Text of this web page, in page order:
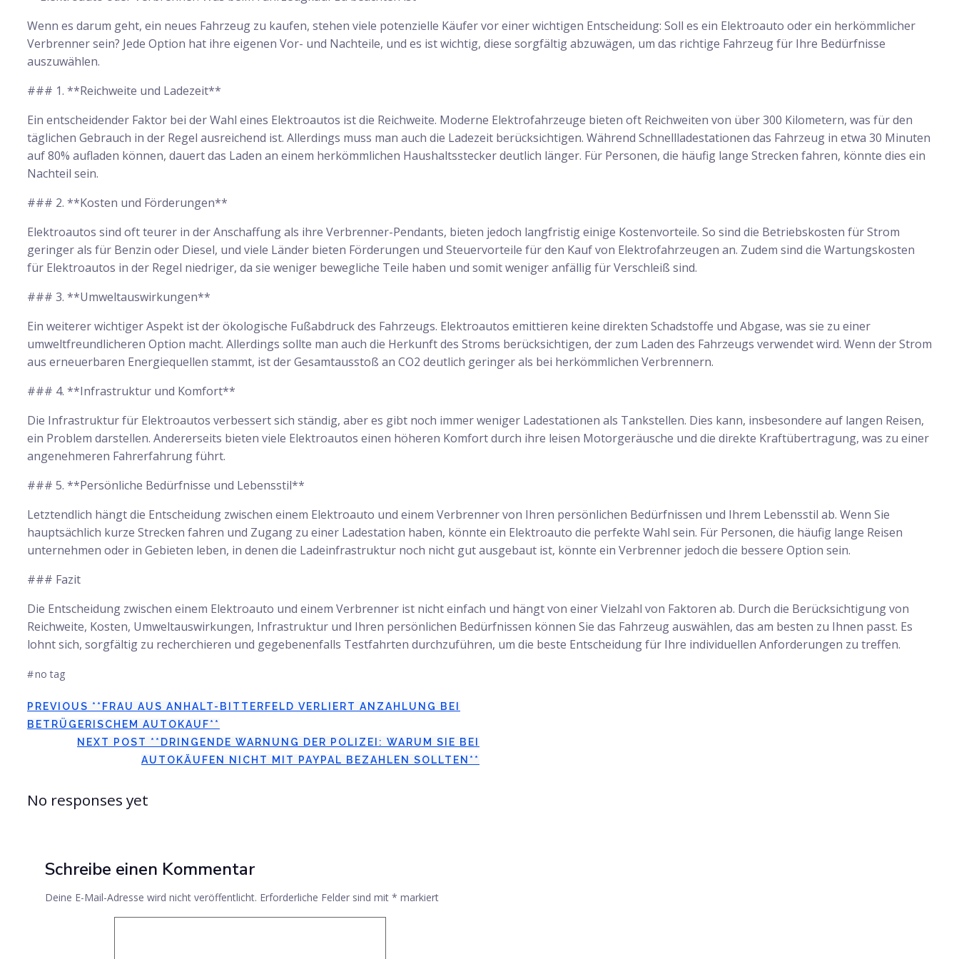
Wenn es darum geht, ein neues Fahrzeug zu kaufen, stehen viele potenzielle Käufer vor einer wichtigen Entscheidung: Soll es ein Elektroauto oder ein herkömmlicher
Verbrenner sein? Jede Option hat ihre eigenen Vor- und Nachteile, und es ist wichtig, diese sorgfältig abzuwägen, um das richtige Fahrzeug für Ihre Bedürfnisse
auszuwählen.
### 1. **Reichweite und Ladezeit**
Ein entscheidender Faktor bei der Wahl eines Elektroautos ist die Reichweite. Moderne Elektrofahrzeuge bieten oft Reichweiten von über 300 Kilometern, was für den
täglichen Gebrauch in der Regel ausreichend ist. Allerdings muss man auch die Ladezeit berücksichtigen. Während Schnellladestationen das Fahrzeug in etwa 30 Minuten
auf 80% aufladen können, dauert das Laden an einem herkömmlichen Haushaltsstecker deutlich länger. Für Personen, die häufig lange Strecken fahren, könnte dies ein
Nachteil sein.
### 2. **Kosten und Förderungen**
Elektroautos sind oft teurer in der Anschaffung als ihre Verbrenner-Pendants, bieten jedoch langfristig einige Kostenvorteile. So sind die Betriebskosten für Strom
geringer als für Benzin oder Diesel, und viele Länder bieten Förderungen und Steuervorteile für den Kauf von Elektrofahrzeugen an. Zudem sind die Wartungskosten
für Elektroautos in der Regel niedriger, da sie weniger bewegliche Teile haben und somit weniger anfällig für Verschleiß sind.
### 3. **Umweltauswirkungen**
Ein weiterer wichtiger Aspekt ist der ökologische Fußabdruck des Fahrzeugs. Elektroautos emittieren keine direkten Schadstoffe und Abgase, was sie zu einer
umweltfreundlicheren Option macht. Allerdings sollte man auch die Herkunft des Stroms berücksichtigen, der zum Laden des Fahrzeugs verwendet wird. Wenn der Strom
aus erneuerbaren Energiequellen stammt, ist der Gesamtausstoß an CO2 deutlich geringer als bei herkömmlichen Verbrennern.
### 4. **Infrastruktur und Komfort**
Die Infrastruktur für Elektroautos verbessert sich ständig, aber es gibt noch immer weniger Ladestationen als Tankstellen. Dies kann, insbesondere auf langen Reisen,
ein Problem darstellen. Andererseits bieten viele Elektroautos einen höheren Komfort durch ihre leisen Motorgeräusche und die direkte Kraftübertragung, was zu einer
angenehmeren Fahrerfahrung führt.
### 5. **Persönliche Bedürfnisse und Lebensstil**
Letztendlich hängt die Entscheidung zwischen einem Elektroauto und einem Verbrenner von Ihren persönlichen Bedürfnissen und Ihrem Lebensstil ab. Wenn Sie
hauptsächlich kurze Strecken fahren und Zugang zu einer Ladestation haben, könnte ein Elektroauto die perfekte Wahl sein. Für Personen, die häufig lange Reisen
unternehmen oder in Gebieten leben, in denen die Ladeinfrastruktur noch nicht gut ausgebaut ist, könnte ein Verbrenner jedoch die bessere Option sein.
### Fazit
Die Entscheidung zwischen einem Elektroauto und einem Verbrenner ist nicht einfach und hängt von einer Vielzahl von Faktoren ab. Durch die Berücksichtigung von
Reichweite, Kosten, Umweltauswirkungen, Infrastruktur und Ihren persönlichen Bedürfnissen können Sie das Fahrzeug auswählen, das am besten zu Ihnen passt. Es
lohnt sich, sorgfältig zu recherchieren und gegebenenfalls Testfahrten durchzuführen, um die beste Entscheidung für Ihre individuellen Anforderungen zu treffen.
#no tag
Beitragsnavigation
PREVIOUS **FRAU AUS ANHALT-BITTERFELD VERLIERT ANZAHLUNG BEI
BETRÜGERISCHEM AUTOKAUF**
Beitragsnavigation
NEXT POST **DRINGENDE WARNUNG DER POLIZEI: WARUM SIE BEI
AUTOKÄUFEN NICHT MIT PAYPAL BEZAHLEN SOLLTEN**
No responses yet
Schreibe einen Kommentar
Deine E-Mail-Adresse wird nicht veröffentlicht. Erforderliche Felder sind mit * markiert